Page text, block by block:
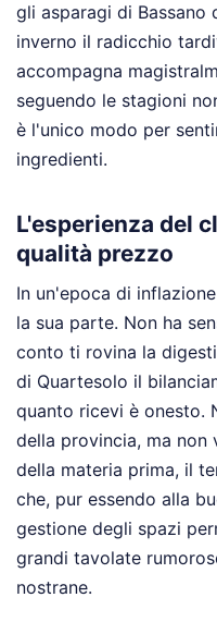
gli asparagi di Bassano
inverno il radicchio
accompagna
seguendo le stagioni
è l'unico modo per
ingredienti.
L'esperienza del
qualità prezzo
In un'epoca di
la sua parte. Non ha
conto ti rovina la
di Quartesolo il
quanto ricevi è onesto.
della provincia, ma non
della materia prima, il
che, pur essendo alla
gestione degli spazi
grandi tavolate
nostrane.